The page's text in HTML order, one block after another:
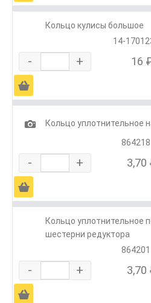
Кольцо кулисы большое
14-
- + 16
Ä
1
Кольцо уплотнительное
864218
- + 3,70
Ä
Кольцо уплотнительное
шестерни редуктора
864201
- + 3,70
Ä